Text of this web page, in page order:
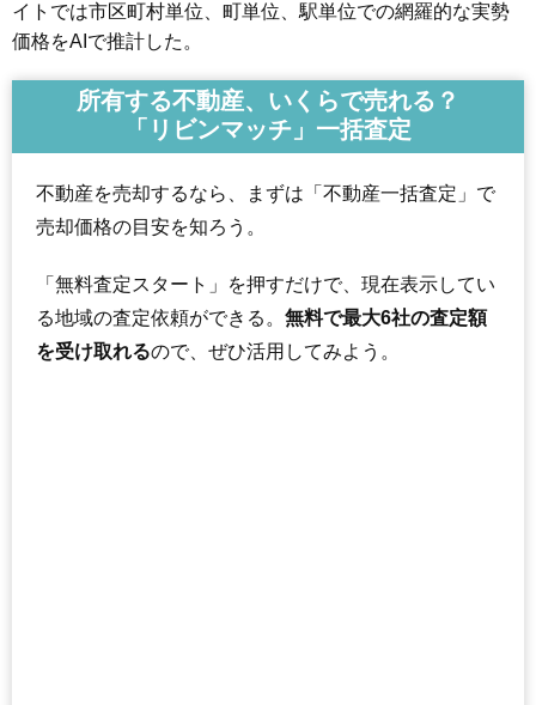
イトでは市区町村単位、町単位、駅単位での網羅的な実勢
価格をAIで推計した。
所有する不動産、いくらで売れる？
「リビンマッチ」一括査定
不動産を売却するなら、まずは「不動産一括査定」で
売却価格の目安を知ろう。
「無料査定スタート」を押すだけで、現在表示してい
る地域の査定依頼ができる。 無料で最大6社の査定額
を受け取れるので、ぜひ活用してみよう。